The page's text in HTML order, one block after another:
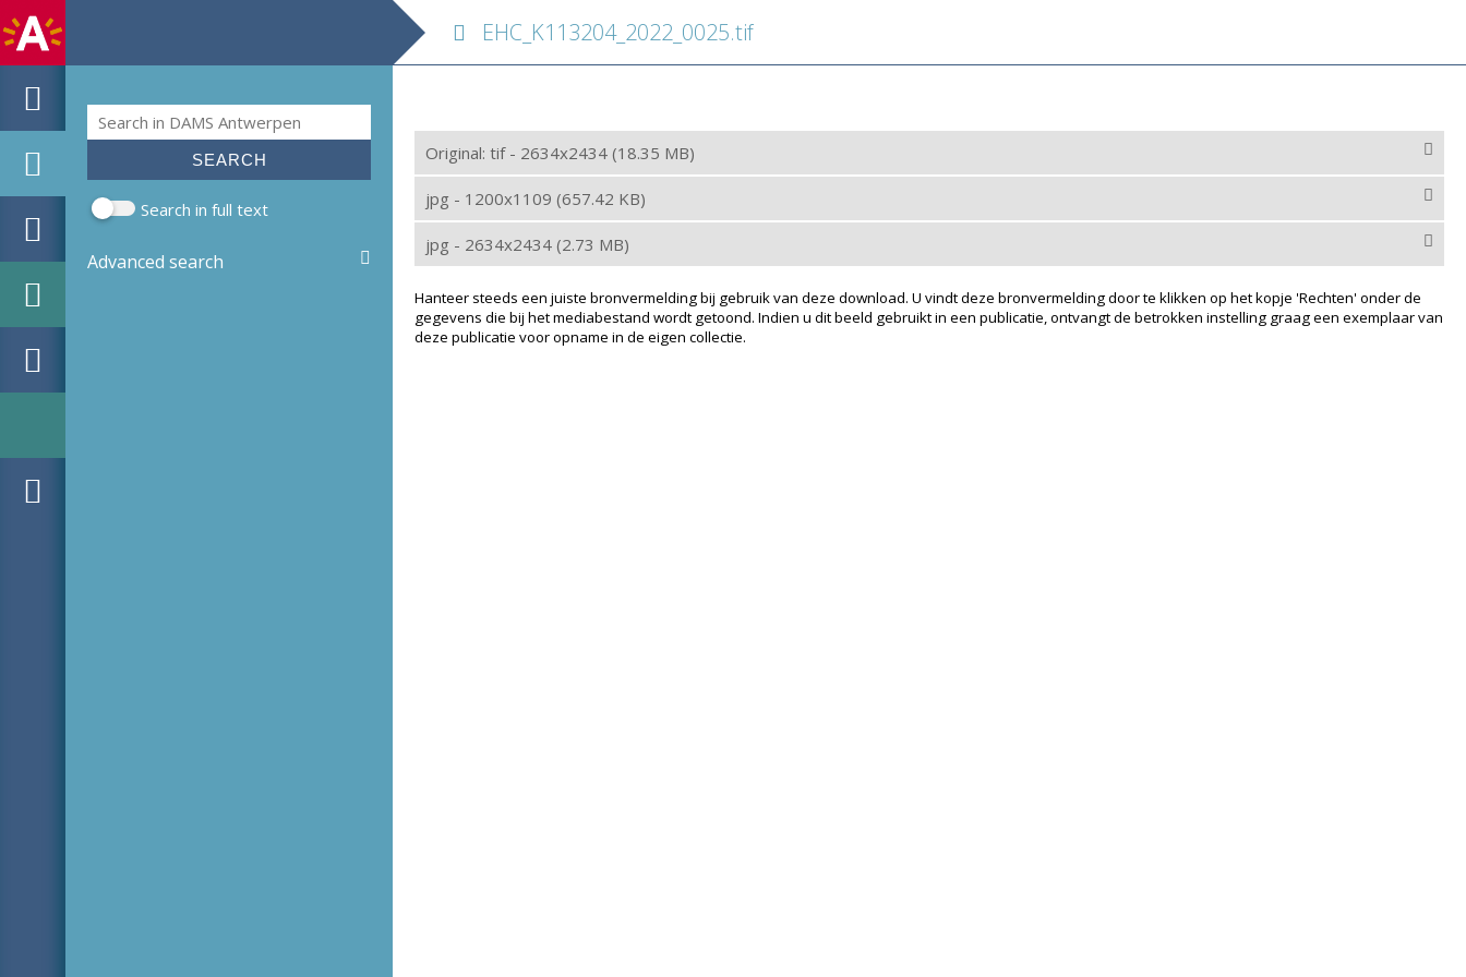
Search form
Search
Search in full text
Advanced search
EHC_K113204_2022_0025.tif
Original: tif - 2634x2434 (18.35 MB)
jpg - 1200x1109 (657.42 KB)
jpg - 2634x2434 (2.73 MB)
Hanteer steeds een juiste bronvermelding bij gebruik van deze download. U vindt deze bronvermelding door te klikken op het kopje 'Rechten' onder de
gegevens die bij het mediabestand wordt getoond. Indien u dit beeld gebruikt in een publicatie, ontvangt de betrokken instelling graag een exemplaar van
deze publicatie voor opname in de eigen collectie.